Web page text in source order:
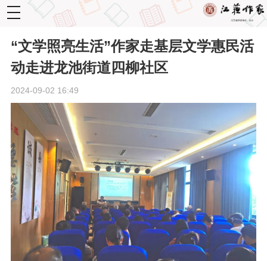
toggle
navigation
“文学照亮生活”作家走基层文学惠民活
动走进龙池街道四柳社区
2024-09-02 16:49